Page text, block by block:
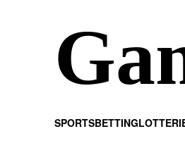
SPORTSBETTINGLOTTERI